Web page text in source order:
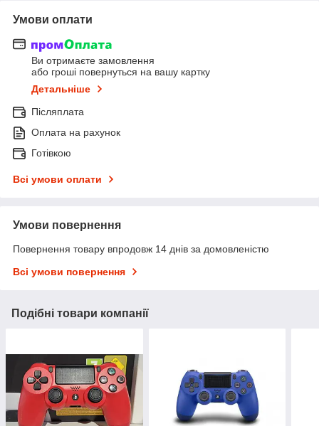
Умови оплати
Ви отримаєте замовлення
або гроші повернуться на вашу картку
Детальніше
Післяплата
Оплата на рахунок
Готівкою
Всі умови оплати
Умови повернення
Повернення товару впродовж 14 днів за домовленістю
Всі умови повернення
Подібні товари компанії